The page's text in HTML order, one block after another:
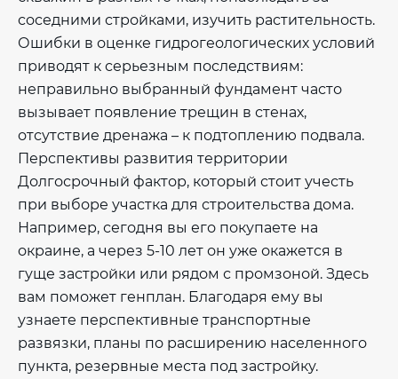
соседними стройками, изучить растительность.
Ошибки в оценке гидрогеологических условий
приводят к серьезным последствиям:
неправильно выбранный фундамент часто
вызывает появление трещин в стенах,
отсутствие дренажа – к подтоплению подвала.
Перспективы развития территории
Долгосрочный фактор, который стоит учесть
при выборе участка для строительства дома.
Например, сегодня вы его покупаете на
окраине, а через 5-10 лет он уже окажется в
гуще застройки или рядом с промзоной. Здесь
вам поможет генплан. Благодаря ему вы
узнаете перспективные транспортные
развязки, планы по расширению населенного
пункта, резервные места под застройку.